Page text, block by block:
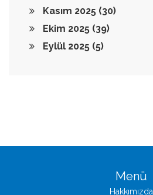
Kasım 2025 (30)
Ekim 2025 (39)
Eylül 2025 (5)
Menü
Hakkımızda